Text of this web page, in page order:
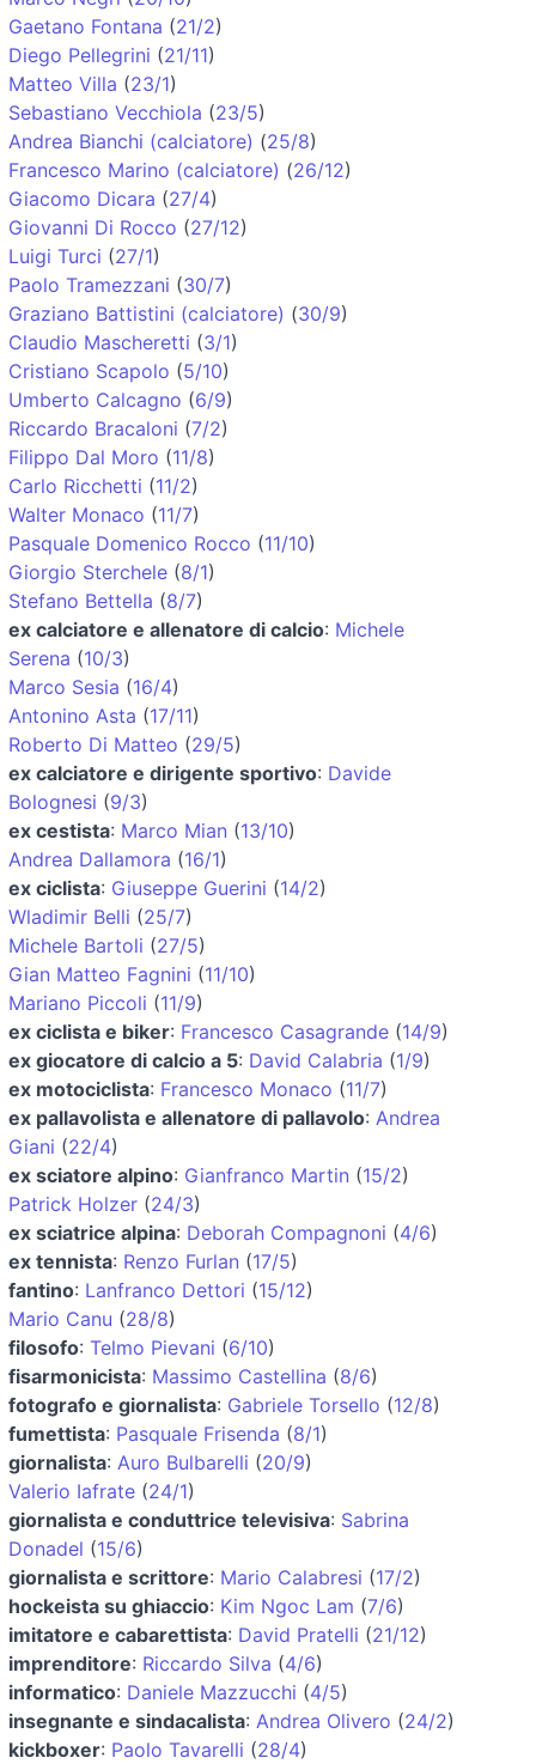
Gaetano Fontana (21/2)
Diego Pellegrini (21/11)
Matteo Villa (23/1)
Sebastiano Vecchiola (23/5)
Andrea Bianchi (calciatore) (25/8)
Francesco Marino (calciatore) (26/12)
Giacomo Dicara (27/4)
Giovanni Di Rocco (27/12)
Luigi Turci (27/1)
Paolo Tramezzani (30/7)
Graziano Battistini (calciatore) (30/9)
Claudio Mascheretti (3/1)
Cristiano Scapolo (5/10)
Umberto Calcagno (6/9)
Riccardo Bracaloni (7/2)
Filippo Dal Moro (11/8)
Carlo Ricchetti (11/2)
Walter Monaco (11/7)
Pasquale Domenico Rocco (11/10)
Giorgio Sterchele (8/1)
Stefano Bettella (8/7)
ex calciatore e allenatore di calcio: Michele
Serena (10/3)
Marco Sesia (16/4)
Antonino Asta (17/11)
Roberto Di Matteo (29/5)
ex calciatore e dirigente sportivo: Davide
Bolognesi (9/3)
ex cestista: Marco Mian (13/10)
Andrea Dallamora (16/1)
ex ciclista: Giuseppe Guerini (14/2)
Wladimir Belli (25/7)
Michele Bartoli (27/5)
Gian Matteo Fagnini (11/10)
Mariano Piccoli (11/9)
ex ciclista e biker: Francesco Casagrande (14/9)
ex giocatore di calcio a 5: David Calabria (1/9)
ex motociclista: Francesco Monaco (11/7)
ex pallavolista e allenatore di pallavolo: Andrea
Giani (22/4)
ex sciatore alpino: Gianfranco Martin (15/2)
Patrick Holzer (24/3)
ex sciatrice alpina: Deborah Compagnoni (4/6)
ex tennista: Renzo Furlan (17/5)
fantino: Lanfranco Dettori (15/12)
Mario Canu (28/8)
filosofo: Telmo Pievani (6/10)
fisarmonicista: Massimo Castellina (8/6)
fotografo e giornalista: Gabriele Torsello (12/8)
fumettista: Pasquale Frisenda (8/1)
giornalista: Auro Bulbarelli (20/9)
Valerio Iafrate (24/1)
giornalista e conduttrice televisiva: Sabrina
Donadel (15/6)
giornalista e scrittore: Mario Calabresi (17/2)
hockeista su ghiaccio: Kim Ngoc Lam (7/6)
imitatore e cabarettista: David Pratelli (21/12)
imprenditore: Riccardo Silva (4/6)
informatico: Daniele Mazzucchi (4/5)
insegnante e sindacalista: Andrea Olivero (24/2)
kickboxer: Paolo Tavarelli (28/4)